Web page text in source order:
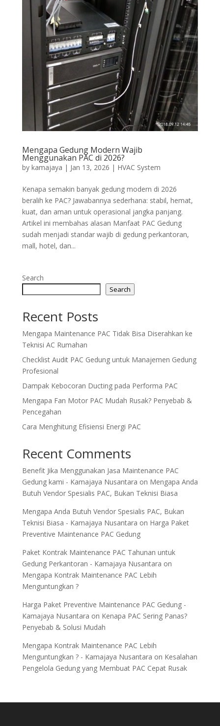
Mengapa Gedung Modern Wajib
Menggunakan PAC di 2026?
by kamajaya | Jan 13, 2026 | HVAC System
Kenapa semakin banyak gedung modern di 2026
beralih ke PAC? Jawabannya sederhana: stabil, hemat,
kuat, dan aman untuk operasional jangka panjang.
Artikel ini membahas alasan Manfaat PAC Gedung
sudah menjadi standar wajib di gedung perkantoran,
mall, hotel, dan...
Search
Search
Recent Posts
Mengapa Maintenance PAC Tidak Bisa Diserahkan ke
Teknisi AC Rumahan
Checklist Audit PAC Gedung untuk Manajemen Gedung
Profesional
Dampak Kebocoran Ducting pada Performa PAC
Mengapa Fan Motor PAC Mudah Rusak? Penyebab &
Pencegahan
Cara Menghitung Efisiensi Energi PAC
Recent Comments
Benefit Jika Menggunakan Jasa Maintenance PAC
Gedung kami - Kamajaya Nusantara on Mengapa Anda
Butuh Vendor Spesialis PAC, Bukan Teknisi Biasa
Mengapa Anda Butuh Vendor Spesialis PAC, Bukan
Teknisi Biasa - Kamajaya Nusantara on Harga Paket
Preventive Maintenance PAC Gedung
Paket Kontrak Maintenance PAC Tahunan untuk
Gedung Perkantoran - Kamajaya Nusantara on
Mengapa Kontrak Maintenance PAC Lebih
Menguntungkan ?
Harga Paket Preventive Maintenance PAC Gedung -
Kamajaya Nusantara on Kenapa PAC Sering Panas?
Penyebab & Solusi Mudah
Mengapa Kontrak Maintenance PAC Lebih
Menguntungkan ? - Kamajaya Nusantara on Kesalahan
Pengelola Gedung yang Membuat PAC Cepat Rusak